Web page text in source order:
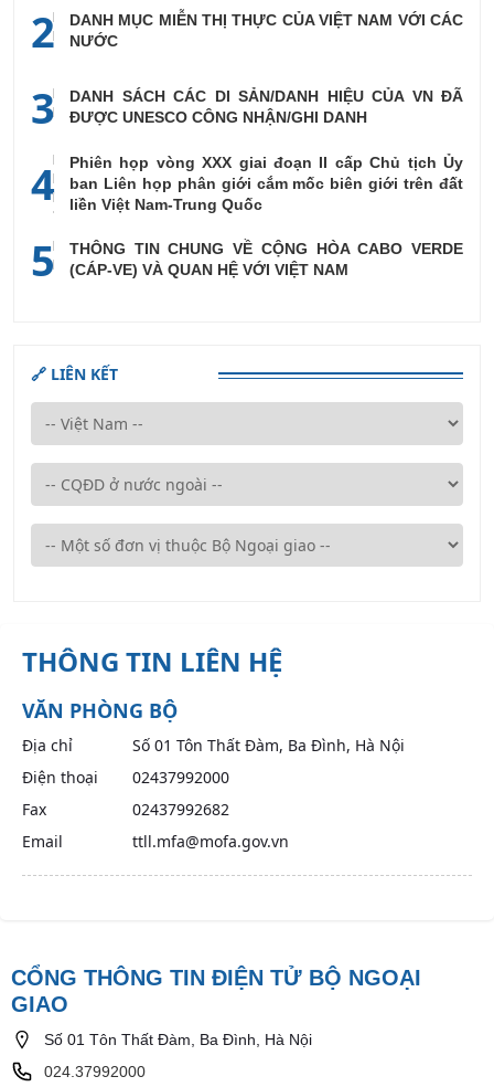
2
DANH MỤC MIỄN THỊ THỰC CỦA VIỆT NAM VỚI CÁC
NƯỚC
3
DANH SÁCH CÁC DI SẢN/DANH HIỆU CỦA VN ĐÃ
ĐƯỢC UNESCO CÔNG NHẬN/GHI DANH
4
Phiên họp vòng XXX giai đoạn II cấp Chủ tịch Ủy
ban Liên họp phân giới cắm mốc biên giới trên đất
liền Việt Nam-Trung Quốc
5
THÔNG TIN CHUNG VỀ CỘNG HÒA CABO VERDE
(CÁP-VE) VÀ QUAN HỆ VỚI VIỆT NAM
🔗 LIÊN KẾT
THÔNG TIN LIÊN HỆ
VĂN PHÒNG BỘ
Địa chỉ
Số 01 Tôn Thất Đàm, Ba Đình, Hà Nội
Điện thoại
02437992000
Fax
02437992682
Email
ttll.mfa@mofa.gov.vn
CỔNG THÔNG TIN ĐIỆN TỬ BỘ NGOẠI
GIAO
Số 01 Tôn Thất Đàm, Ba Đình, Hà Nội
024.37992000